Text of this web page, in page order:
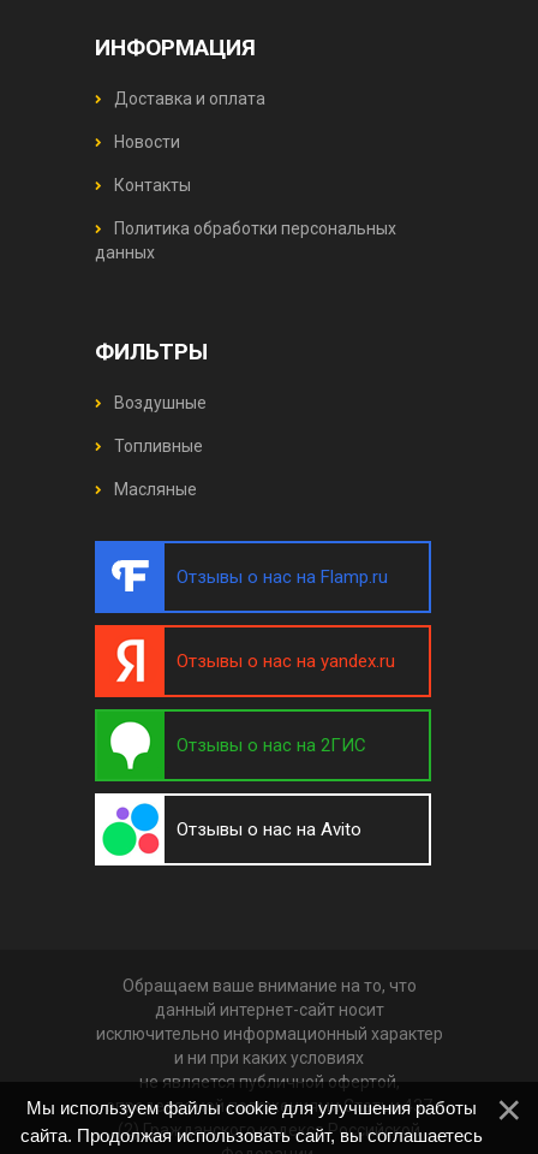
ИНФОРМАЦИЯ
Доставка и оплата
Новости
Контакты
Политика обработки персональных
данных
ФИЛЬТРЫ
Воздушные
Топливные
Масляные
Отзывы о нас на Flamp.ru
Отзывы о нас на yandex.ru
Отзывы о нас на 2ГИС
Отзывы о нас на Avito
Обращаем ваше внимание на то, что
данный интернет-сайт носит
исключительно информационный характер
и ни при каких условиях
не является публичной офертой,
определяемой положениями Статьи 437
(2) Гражданского кодекса Российской
Мы используем файлы cookie для улучшения работы
сайта. Продолжая использовать сайт, вы соглашаетесь